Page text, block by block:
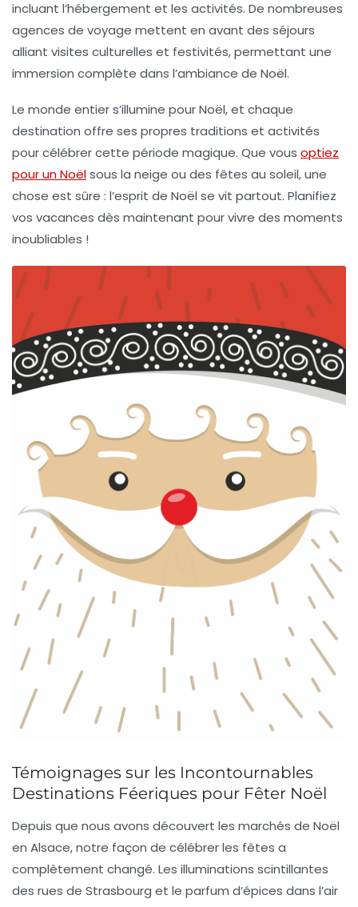
incluant l’hébergement et les activités. De nombreuses
agences de voyage mettent en avant des séjours
alliant visites culturelles et festivités, permettant une
immersion complète dans l’ambiance de Noël.
Le monde entier s’illumine pour Noël, et chaque
destination offre ses propres traditions et activités
pour célébrer cette période magique. Que vous optiez
pour un Noëlsous la neige ou des fêtes au soleil, une
chose est sûre : l’esprit de Noël se vit partout. Planifiez
vos vacances dès maintenant pour vivre des moments
inoubliables !
Témoignages sur les Incontournables
Destinations Féeriques pour Fêter Noël
Depuis que nous avons découvert les marchés de Noël
en Alsace, notre façon de célébrer les fêtes a
complètement changé. Les illuminations scintillantes
des rues de Strasbourg et le parfum d’épices dans l’air